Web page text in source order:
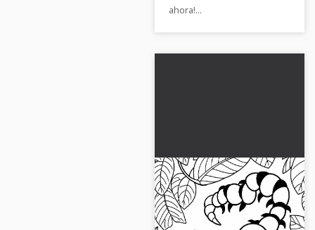
ahora!...
Cienpiés caza
pequeña araña entre
las hojas - Dibujo para
¡Descarga gratis la